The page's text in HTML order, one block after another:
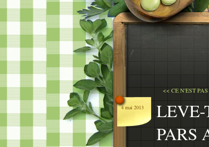
<< CE N'EST
4 mai 2013
LEVE-
PARS